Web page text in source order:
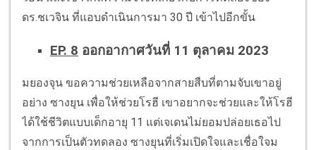
ดร.ชเวจิน ที่แอบดำเนินการมา 30 ปี เข้าไปอีกขั้น
EP. 8 ออกอากาศวันที่ 11 ตุลาคม 2023
มยองจุน ขอความช่วยเหลือจากสายสืบที่ตามจับเขาอยู่
อย่าง ซางยุน เพื่อให้ช่วยโรฮี เขาอยากจะช่วยและให้โรฮี
ได้ใช้ชีวิตแบบเด็กอายุ 11 แต่เจเดนไม่ยอมปล่อยเธอไป
จากการเป็นตัวทดลอง ซางยุนที่เริ่มเปิดใจและเชื่อใจม